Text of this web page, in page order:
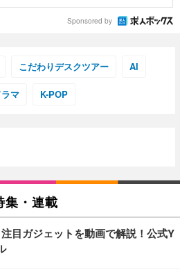
Sponsored by
こだわりデスクツアー AI
マ K-POP
集・連載
注目ガジェットを動画で解説！公式Y